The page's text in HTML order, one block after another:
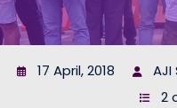
17 April, 2018 AJI
2